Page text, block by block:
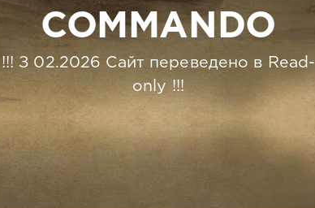
COMMANDO
!!! З 02.2026 Сайт переведено в Read-
only !!!